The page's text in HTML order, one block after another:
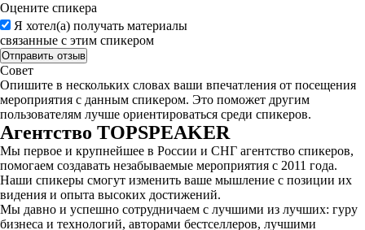
Оцените спикера
Я хотел(а) получать материалы
связанные с этим спикером
Совет
Опишите в нескольких словах ваши впечатления от посещения
мероприятия с данным спикером. Это поможет другим
пользователям лучше ориентироваться среди спикеров.
Агентство TOPSPEAKER
Мы первое и крупнейшее в России и СНГ агентство спикеров,
помогаем создавать незабываемые мероприятия с 2011 года.
Наши спикеры смогут изменить ваше мышление с позиции их
видения и опыта высоких достижений.
Мы давно и успешно сотрудничаем с лучшими из лучших: гуру
бизнеса и технологий, авторами бестселлеров, лучшими